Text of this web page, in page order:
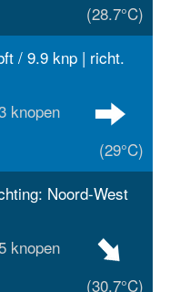
(28.7°C)
/ 9.9 knp | richt.
knopen
(29°C)
Noord-West
knopen
(30.7°C)